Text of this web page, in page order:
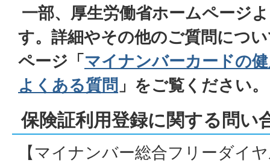
一部、厚生労働省ホームページ
す。詳細やその他のご質問につ
ページ「マイナンバーカードの
よくある質問 」をご覧ください。
保険証利用登録に関する問い
【マイナンバー総合フリーダイ